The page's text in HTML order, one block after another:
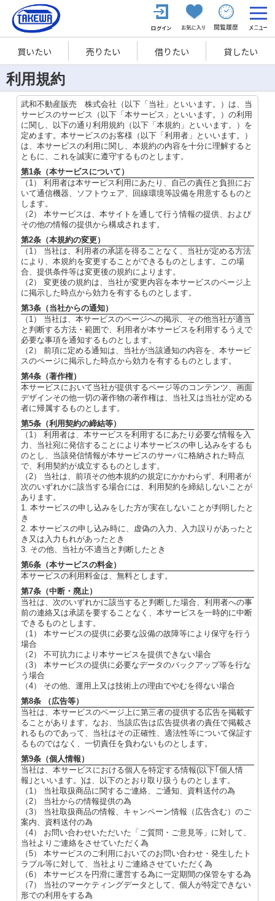
買いたい 売りたい 借りたい 貸したい
利用規約
武和不動産販売 株式会社（以下「当社」といいます。）は、当
サービスのサービス（以下「本サービス」といいます。）の利用
に関し、以下の通り利用規約（以下「本規約」といいます。）を
定めます。本サービスのお客様（以下「利用者」といいます。）
は、本サービスの利用に関し、本規約の内容を十分に理解すると
ともに、これを誠実に遵守するものとします。
第1条（本サービスについて）
（1） 利用者は本サービス利用にあたり、自己の責任と負担にお
いて通信機器、ソフトウェア、回線環境等設備を用意するものと
します。
（2） 本サービスは、本サイトを通して行う情報の提供、および
その他の情報の提供から構成されます。
第2条（本規約の変更）
（1） 当社は、利用者の承諾を得ることなく、当社が定める方法
により、本規約を変更することができるものとします。この場
合、提供条件等は変更後の規約によります。
（2） 変更後の規約は、当社が変更内容を本サービスのページ上
に掲示した時点から効力を有するものとします。
第3条（当社からの通知）
（1） 当社は、本サービスのページへの掲示、その他当社が適当
と判断する方法・範囲で、利用者が本サービスを利用するうえで
必要な事項を通知するものとします。
（2） 前項に定める通知は、当社が当該通知の内容を、本サービ
スのページに掲示した時点から効力を有するものとします。
第4条（著作権）
本サービスにおいて当社が提供するページ等のコンテンツ、画面
デザインその他一切の著作物の著作権は、当社又は当社が定める
者に帰属するものとします。
第5条（利用契約の締結等）
（1） 利用者は、本サービスを利用するにあたり必要な情報を入
力、当社宛に発信することにより本サービスの申し込みをするも
のとし、当該発信情報が本サービスのサーバに格納された時点
で、利用契約が成立するものとします。
（2） 当社は、前項その他本規約の規定にかかわらず、利用者が
次のいずれかに該当する場合には、利用契約を締結しないことが
あります。
1. 本サービスの申し込みをした方が実在しないことが判明したと
き
2. 本サービスの申し込み時に、虚偽の入力、入力誤りがあったと
き又は入力もれがあったとき
3. その他、当社が不適当と判断したとき
第6条（本サービスの料金）
本サービスの利用料金は、無料とします。
第7条（中断・廃止）
当社は、次のいずれかに該当すると判断した場合、利用者への事
前の連絡又は承諾を要することなく、本サービスを一時的に中断
できるものとします。
（1） 本サービスの提供に必要な設備の故障等により保守を行う
場合
（2） 不可抗力により本サービスを提供できない場合
（3） 本サービスの提供に必要なデータのバックアップ等を行な
う場合
（4） その他、運用上又は技術上の理由でやむを得ない場合
第8条 （広告等）
当社は、本サービスのページ上に第三者の提供する広告を掲載す
ることがあります。なお、当該広告は広告提供者の責任で掲載さ
れるものであって、当社はその正確性、適法性等について保証す
るものではなく、一切責任を負わないものとします。
第9条（個人情報）
当社は、本サービスにおける個人を特定する情報(以下｢個人情
報｣といいます。)は、以下のとおり取り扱うものとします。
（1） 当社取扱商品に関するご連絡、ご通知、資料送付の為
（2） 当社からの情報提供の為
（3） 当社取扱商品の情報、キャンペーン情報（広告含む）のご
案内、資料送付の為
（4） お問い合わせいただいた「ご質問・ご意見等」に対して、
当社よりご連絡をさせていただく為
（5） 本サービスのご利用においてのお問い合わせ・発生したト
ラブル等に対して、当社よりご連絡させていただく為
（6） 本サービスを円滑に運営する為に一定期間の保管をする為
（7） 当社のマーケティングデータとして、個人が特定できない
形での利用をする為